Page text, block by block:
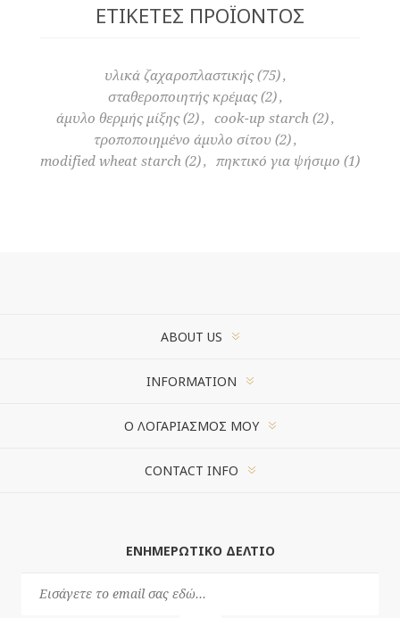
ΕΤΙΚΈΤΕΣ ΠΡΟΪΌΝΤΟΣ
υλικά ζαχαροπλαστικής (75),
σταθεροποιητής κρέμας (2),
άμυλο θερμής μίξης (2), cook-up starch (2),
τροποποιημένο άμυλο σίτου (2),
modified wheat starch (2), πηκτικό για ψήσιμο (1)
ABOUT US
INFORMATION
Ο ΛΟΓΑΡΙΑΣΜΌΣ ΜΟΥ
CONTACT INFO
ΕΝΗΜΕΡΩΤΙΚΌ ΔΕΛΤΊΟ